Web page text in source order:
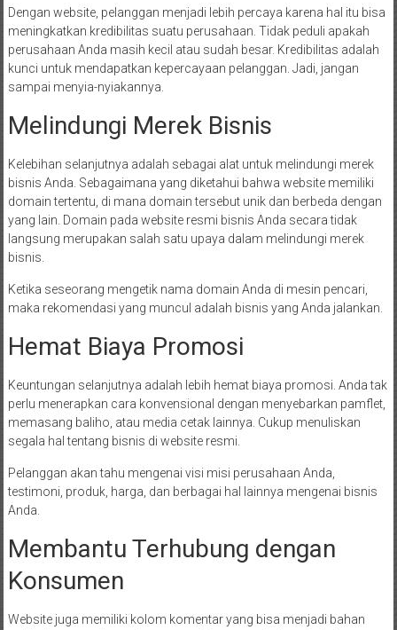
Dengan website, pelanggan menjadi lebih percaya karena hal itu bisa
meningkatkan kredibilitas suatu perusahaan. Tidak peduli apakah
perusahaan Anda masih kecil atau sudah besar. Kredibilitas adalah
kunci untuk mendapatkan kepercayaan pelanggan. Jadi, jangan
sampai menyia-nyiakannya.
Melindungi Merek Bisnis
Kelebihan selanjutnya adalah sebagai alat untuk melindungi merek
bisnis Anda. Sebagaimana yang diketahui bahwa website memiliki
domain tertentu, di mana domain tersebut unik dan berbeda dengan
yang lain. Domain pada website resmi bisnis Anda secara tidak
langsung merupakan salah satu upaya dalam melindungi merek
bisnis.
Ketika seseorang mengetik nama domain Anda di mesin pencari,
maka rekomendasi yang muncul adalah bisnis yang Anda jalankan.
Hemat Biaya Promosi
Keuntungan selanjutnya adalah lebih hemat biaya promosi. Anda tak
perlu menerapkan cara konvensional dengan menyebarkan pamflet,
memasang baliho, atau media cetak lainnya. Cukup menuliskan
segala hal tentang bisnis di website resmi.
Pelanggan akan tahu mengenai visi misi perusahaan Anda,
testimoni, produk, harga, dan berbagai hal lainnya mengenai bisnis
Anda.
Membantu Terhubung dengan
Konsumen
Website juga memiliki kolom komentar yang bisa menjadi bahan